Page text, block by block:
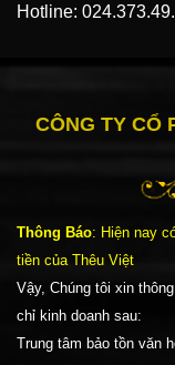
Hotline:
CÔNG TY CỔ
Thông Báo: Hiện nay
tiền của Thêu Việt
Vậy, Chúng tôi xin
chỉ kinh doanh sau:
Trung tâm bảo tồn văn